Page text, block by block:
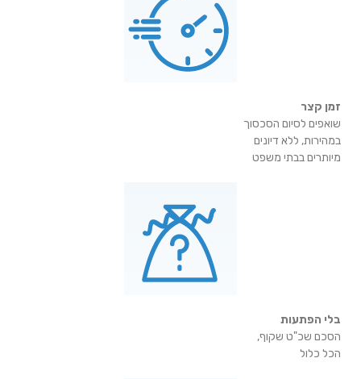
זמן קצר
שואפים לסיום הסכסוך
במהירות, ללא דיונים
מיותרים בבתי משפט
בלי הפתעות
הסכם שכ"ט שקוף,
הכל כלול